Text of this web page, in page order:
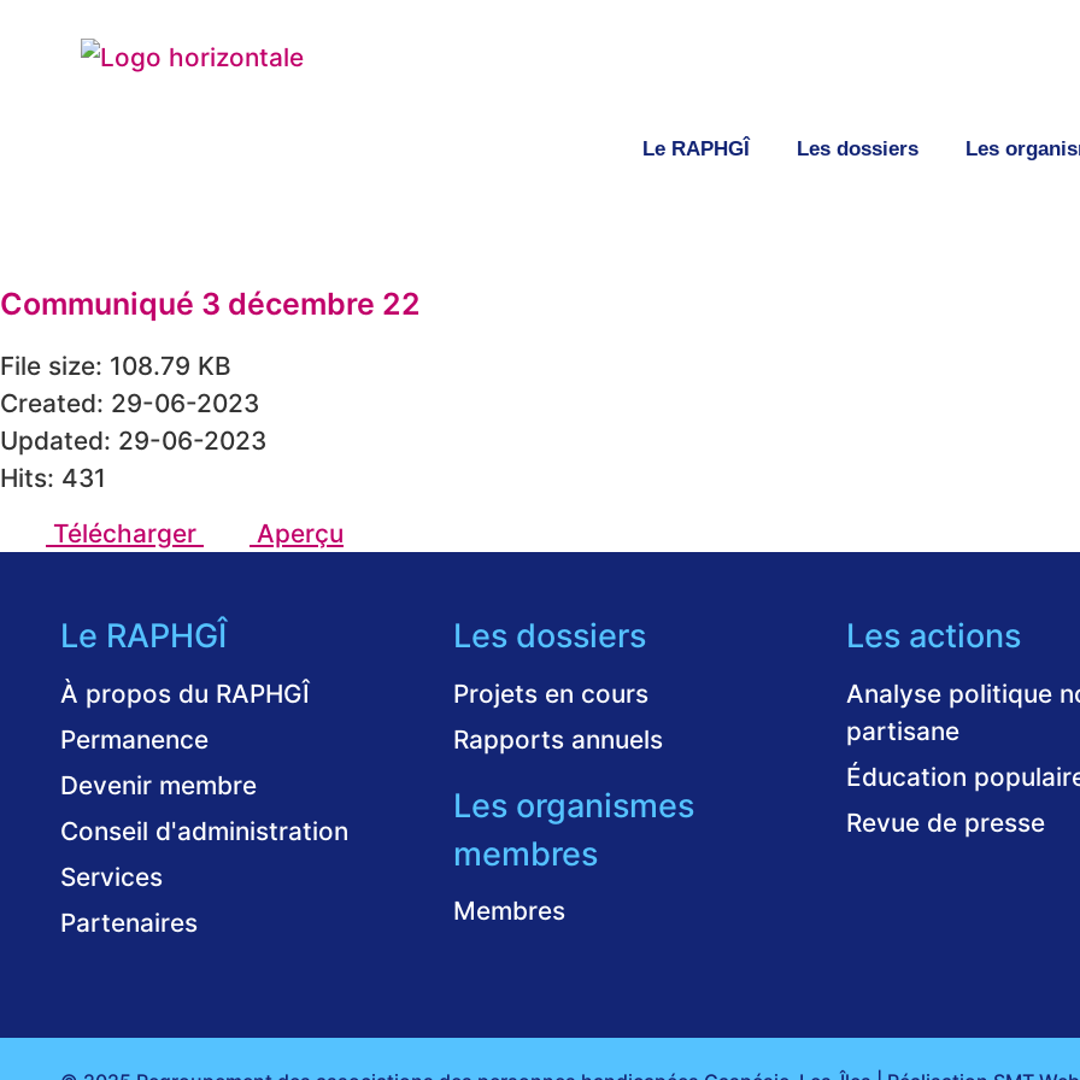
Le RAPHGÎ Les dossiers Les
Communiqué 3 décembre 22
File size: 108.79 KB
Created: 29-06-2023
Updated: 29-06-2023
Hits: 431
Télécharger
Aperçu
Le RAPHGÎ
À propos du RAPHGÎ
Permanence
Devenir membre
Conseil d'administration
Services
Partenaires
Les dossiers
Projets en cours
Rapports annuels
Les organismes
membres
Membres
Les actions
Analyse politique
partisane
Éducation
Revue de presse